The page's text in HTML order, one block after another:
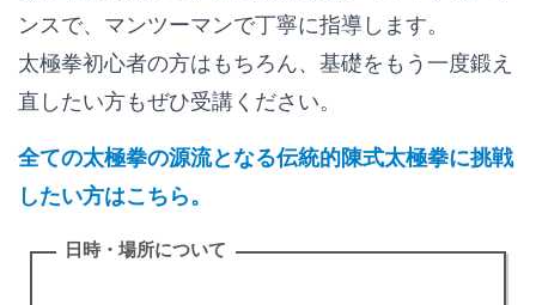
ンスで、マンツーマンで丁寧に指導します。
太極拳初心者の方はもちろん、基礎をもう一度鍛え
直したい方もぜひ受講ください。
全ての太極拳の源流となる伝統的陳式太極拳に挑戦
したい方はこちら。
日時・場所について